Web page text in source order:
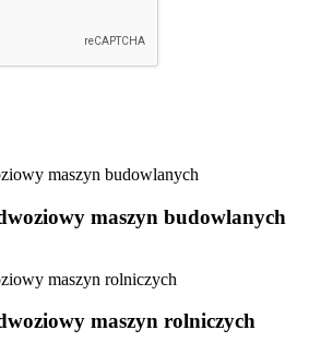
maszyn budowlanych
maszyn rolniczych